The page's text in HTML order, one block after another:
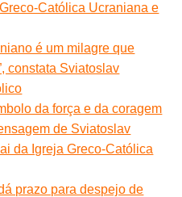
Católica Ucraniana e
é um milagre que
constata Sviatoslav
da força e da coragem
de Sviatoslav
da Igreja Greco-Católica
prazo para despejo de